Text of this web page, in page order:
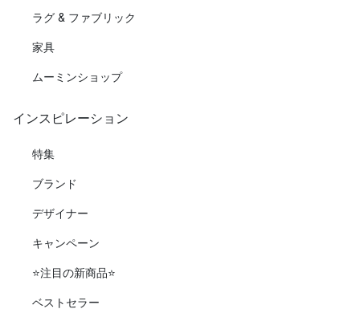
ラグ & ファブリック
家具
ムーミンショップ
インスピレーション
特集
ブランド
デザイナー
キャンペーン
⭐️注目の新商品⭐️
ベストセラー